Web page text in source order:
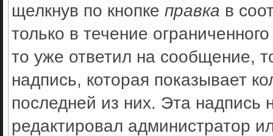
щелкнув по кнопке правка в
только в течение
то уже ответил на сообщение,
надпись, которая показывает
последней из них. Эта надпись
редактировал администратор